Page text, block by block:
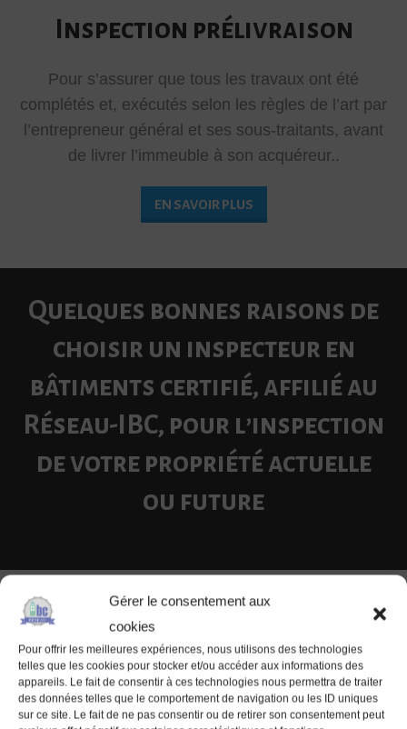
Gérer le consentement aux
cookies
Pour offrir les meilleures expériences, nous utilisons des technologies
telles que les cookies pour stocker et/ou accéder aux informations des
appareils. Le fait de consentir à ces technologies nous permettra de traiter
des données telles que le comportement de navigation ou les ID uniques
sur ce site. Le fait de ne pas consentir ou de retirer son consentement peut
Inspection prélivraison
Pour s’assurer que tous les travaux ont été
complétés et, exécutés selon les règles de l’art par
l’entrepreneur général et ses sous-traitants, avant
de livrer l’immeuble à son acquéreur..
EN SAVOIR PLUS
Quelques bonnes raisons de
choisir un inspecteur en
bâtiments certifié, affilié au
Réseau-IBC, pour l’inspection
de votre propriété actuelle
ou future